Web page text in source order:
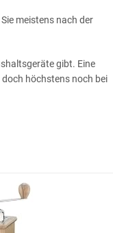
meistens nach der
gibt. Eine
doch höchstens noch bei